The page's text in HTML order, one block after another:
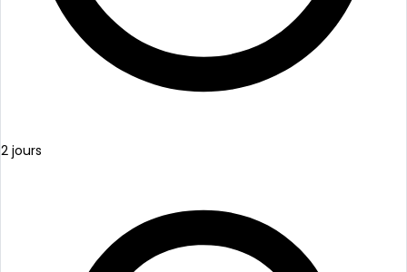
2 jours